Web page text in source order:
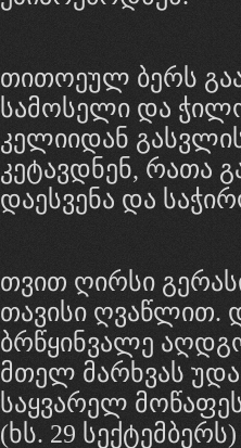
თითოეულ ბერს
სამოსელი და
კელიიდან
კეტავდნენ, რათა
დაესვენა და
თვით ღირსი
თავისი ღვაწლით.
ბრწყინვალე
მთელ მარხვას
საყვარელ
(ხს. 29